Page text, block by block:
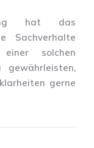
hat das
Sachverhalte
solchen
gerne